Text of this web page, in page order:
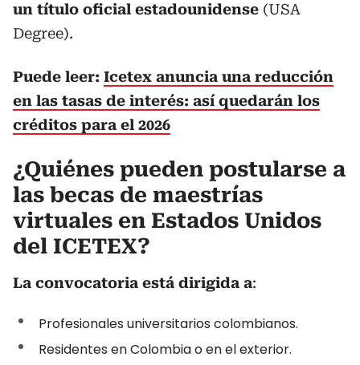
un título oficial estadounidense (USA
Degree).
Puede leer: Icetex anuncia una reducción
en las tasas de interés: así quedarán los
créditos para el 2026
¿Quiénes pueden postularse a
las becas de maestrías
virtuales en Estados Unidos
del ICETEX?
La convocatoria está dirigida a:
Profesionales universitarios colombianos.
Residentes en Colombia o en el exterior.